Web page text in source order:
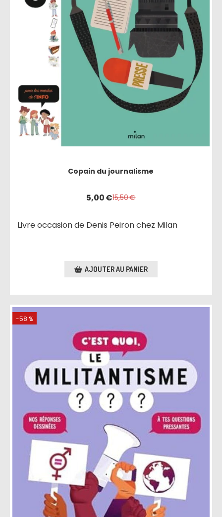
Copain du journalisme
5,00€15,50€
Livre occasion de Denis Peiron chez Milan
AJOUTER AU PANIER
-58 %